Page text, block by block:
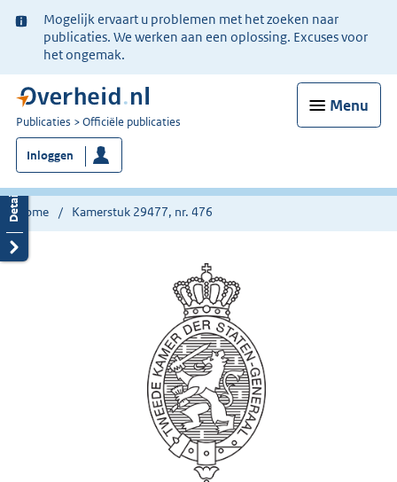
Ter
informatie:
Mogelijk ervaart u problemen met het zoeken naar
publicaties. We werken aan een oplossing. Excuses voor
het ongemak.
Menu
U
bent
nu
hier:
Publicaties Officiële publicaties
Inloggen
Home Kamerstuk 29477, nr. 476